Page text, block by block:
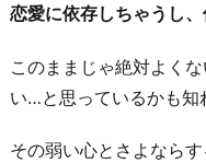
恋愛に依存しちゃうし
このままじゃ絶対よく
い…と思っているかも知
その弱い心とさよなら